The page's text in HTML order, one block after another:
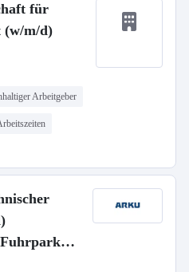
für
(w/m/d)
Arbeitgeber
Fuhrpark